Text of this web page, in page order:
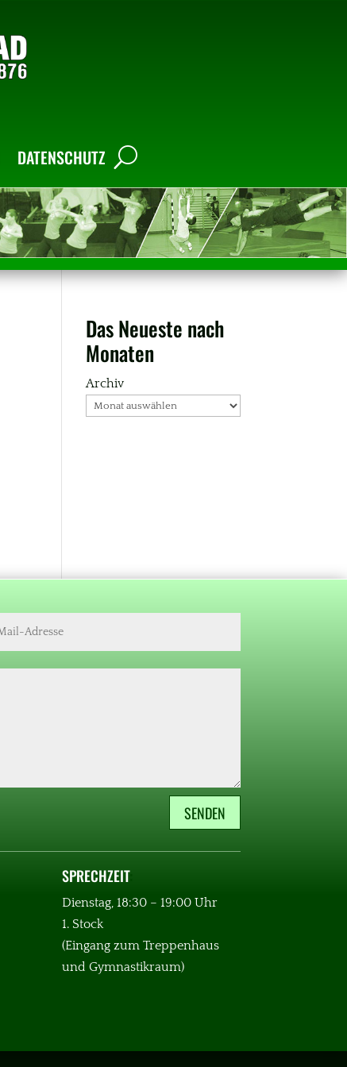
DATENSCHUTZ
Das Neueste nach
Monaten
Archiv
SENDEN
SPRECHZEIT:
Dienstag, 18:30 – 19:00 Uhr
1. Stock
(Eingang zum Treppenhaus
und Gymnastikraum)